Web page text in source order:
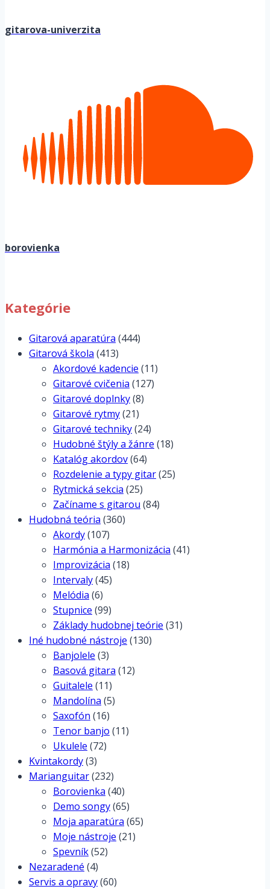
gitarova-univerzita
borovienka
Kategórie
Gitarová aparatúra (444)
Gitarová škola (413)
Akordové kadencie (11)
Gitarové cvičenia (127)
Gitarové doplnky(8)
Gitarové rytmy(21)
Gitarové techniky(24)
Hudobné štýly a žánre (18)
Katalóg akordov(64)
Rozdelenie a typy gitar(25)
Rytmická sekcia (25)
Začíname s gitarou (84)
Hudobná teória (360)
Akordy(107)
Harmónia a Harmonizácia (41)
Improvizácia (18)
Intervaly(45)
Melódia (6)
Stupnice (99)
Základy hudobnej teórie (31)
Iné hudobné nástroje (130)
Banjolele (3)
Basová gitara (12)
Guitalele (11)
Mandolína (5)
Saxofón (16)
Tenor banjo (11)
Ukulele (72)
Kvintakordy(3)
Marianguitar(232)
Borovienka (40)
Demo songy(65)
Moja aparatúra (65)
Moje nástroje (21)
Spevník(52)
Nezaradené (4)
Servis a opravy(60)